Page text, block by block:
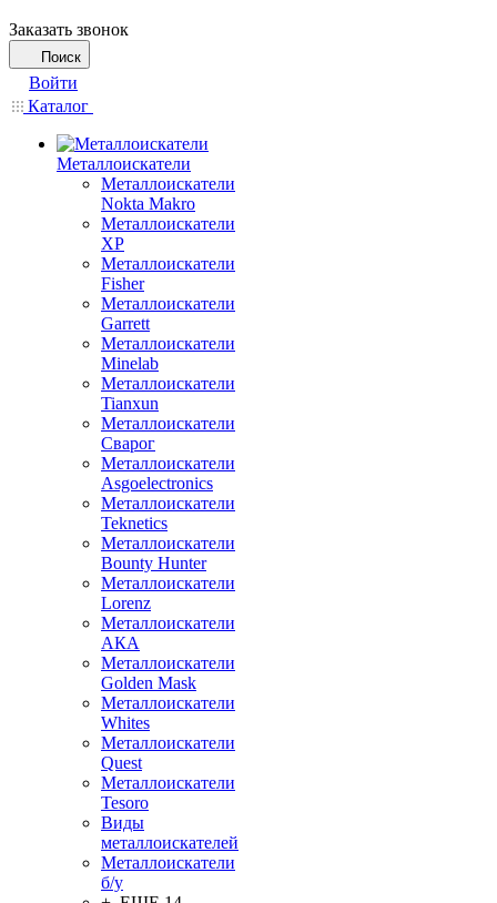
Заказать звонок
Поиск
Войти
Каталог
Металлоискатели
Металлоискатели
Nokta Makro
Металлоискатели
XP
Металлоискатели
Fisher
Металлоискатели
Garrett
Металлоискатели
Minelab
Металлоискатели
Tianxun
Металлоискатели
Сварог
Металлоискатели
Asgoelectronics
Металлоискатели
Teknetics
Металлоискатели
Bounty Hunter
Металлоискатели
Lorenz
Металлоискатели
АКА
Металлоискатели
Golden Mask
Металлоискатели
Whites
Металлоискатели
Quest
Металлоискатели
Tesoro
Виды
металлоискателей
Металлоискатели
б/у